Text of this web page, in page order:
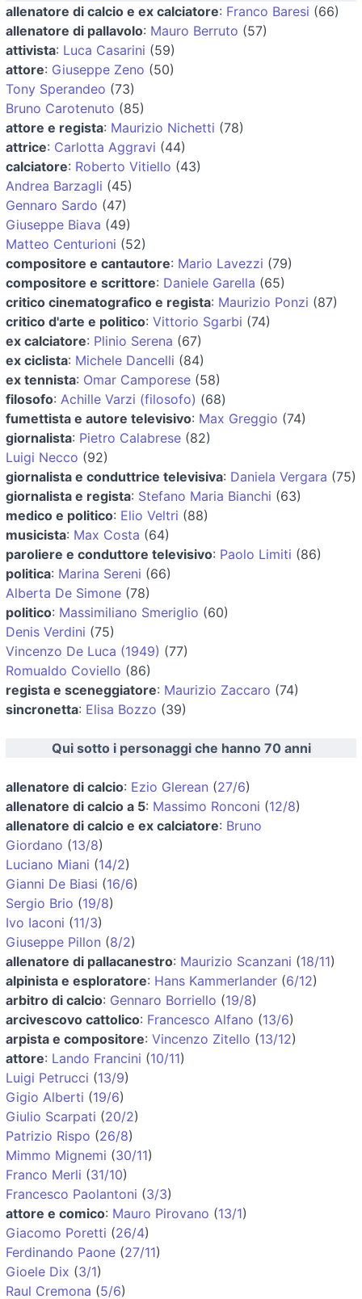
allenatore di calcio e ex calciatore: Franco Baresi (66)
allenatore di pallavolo: Mauro Berruto (57)
attivista: Luca Casarini (59)
attore: Giuseppe Zeno (50)
Tony Sperandeo (73)
Bruno Carotenuto (85)
attore e regista: Maurizio Nichetti (78)
attrice: Carlotta Aggravi (44)
calciatore: Roberto Vitiello (43)
Andrea Barzagli (45)
Gennaro Sardo (47)
Giuseppe Biava (49)
Matteo Centurioni (52)
compositore e cantautore: Mario Lavezzi (79)
compositore e scrittore: Daniele Garella (65)
critico cinematografico e regista: Maurizio Ponzi (87)
critico d'arte e politico: Vittorio Sgarbi (74)
ex calciatore: Plinio Serena (67)
ex ciclista: Michele Dancelli (84)
ex tennista: Omar Camporese (58)
filosofo: Achille Varzi (filosofo) (68)
fumettista e autore televisivo: Max Greggio (74)
giornalista: Pietro Calabrese (82)
Luigi Necco (92)
giornalista e conduttrice televisiva: Daniela Vergara (75)
giornalista e regista: Stefano Maria Bianchi (63)
medico e politico: Elio Veltri (88)
musicista: Max Costa (64)
paroliere e conduttore televisivo: Paolo Limiti (86)
politica: Marina Sereni (66)
Alberta De Simone (78)
politico: Massimiliano Smeriglio (60)
Denis Verdini (75)
Vincenzo De Luca (1949) (77)
Romualdo Coviello (86)
regista e sceneggiatore: Maurizio Zaccaro (74)
sincronetta: Elisa Bozzo (39)
Qui sotto i personaggi che hanno 70 anni
allenatore di calcio: Ezio Glerean (27/6)
allenatore di calcio a 5: Massimo Ronconi (12/8)
allenatore di calcio e ex calciatore: Bruno
Giordano (13/8)
Luciano Miani (14/2)
Gianni De Biasi (16/6)
Sergio Brio (19/8)
Ivo Iaconi (11/3)
Giuseppe Pillon (8/2)
allenatore di pallacanestro: Maurizio Scanzani (18/11)
alpinista e esploratore: Hans Kammerlander (6/12)
arbitro di calcio: Gennaro Borriello (19/8)
arcivescovo cattolico: Francesco Alfano (13/6)
arpista e compositore: Vincenzo Zitello (13/12)
attore: Lando Francini (10/11)
Luigi Petrucci (13/9)
Gigio Alberti (19/6)
Giulio Scarpati (20/2)
Patrizio Rispo (26/8)
Mimmo Mignemi (30/11)
Franco Merli (31/10)
Francesco Paolantoni (3/3)
attore e comico: Mauro Pirovano (13/1)
Giacomo Poretti (26/4)
Ferdinando Paone (27/11)
Gioele Dix (3/1)
Raul Cremona (5/6)